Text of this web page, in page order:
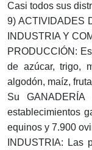
Casi todos sus
9) ACTIVIDADES
INDUSTRIA Y
PRODUCCIÓN:
de azúcar, trigo,
algodón, maíz,
Su
establecimientos
equinos y 7.900
INDUSTRIA: Las